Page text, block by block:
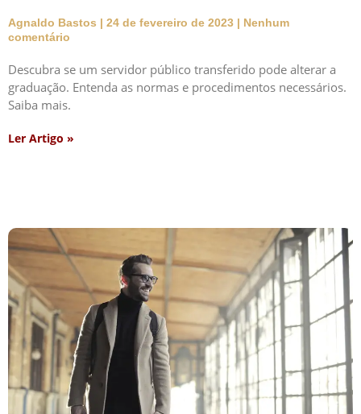
Agnaldo Bastos 24 de fevereiro de 2023
Nenhum
comentário
Descubra se um servidor público transferido pode alterar a
graduação. Entenda as normas e procedimentos necessários.
Saiba mais.
Ler Artigo »